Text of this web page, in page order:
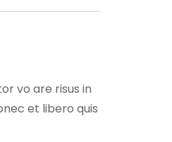
vo are risus in
et libero quis